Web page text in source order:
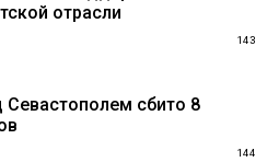
отрасли
143
сбито 8
144